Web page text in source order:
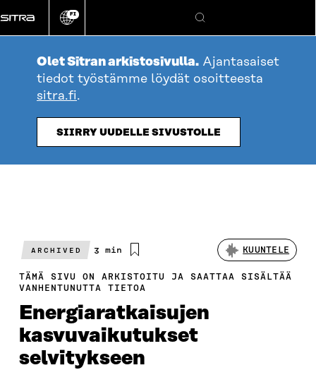
suoraan
sisältöön
Vaihda
kieli
FI
Hae
Olet Sitran arkistosivulla. Ajantasaiset
tiedot työstämme löydät osoitteesta
sitra.fi.
SIIRRY UUDELLE SIVUSTOLLE
ARCHIVED
Arvioitu
3 min KUUNTELE
TÄMÄ SIVU ON ARKISTOITU JA SAATTAA SISÄLTÄÄ
VANHENTUNUTTA TIETOA
Energiaratkaisujen
kasvuvaikutukset
selvitykseen